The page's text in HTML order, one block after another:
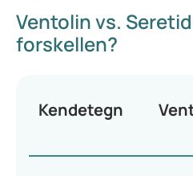
Ventolin vs.
forskellen?
Kendetegn